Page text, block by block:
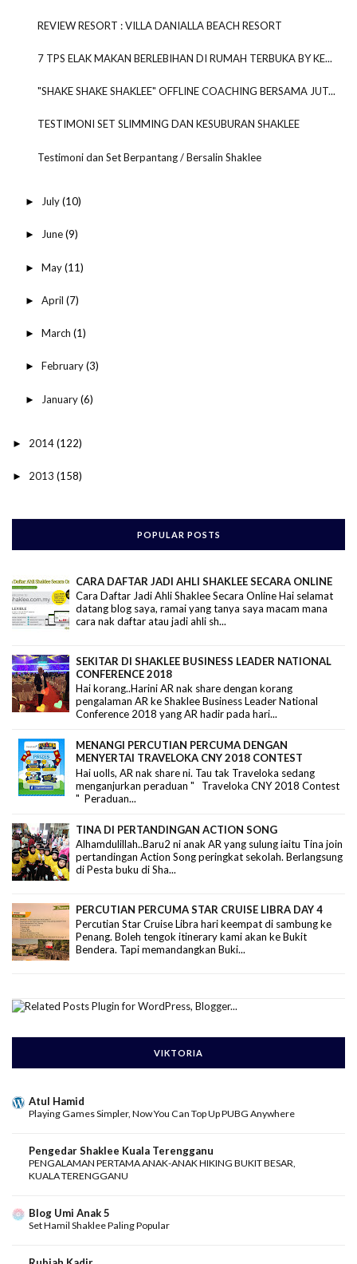
REVIEW RESORT : VILLA DANIALLA BEACH RESORT
7 TPS ELAK MAKAN BERLEBIHAN DI RUMAH TERBUKA BY KE...
"SHAKE SHAKE SHAKLEE" OFFLINE COACHING BERSAMA JUT...
TESTIMONI SET SLIMMING DAN KESUBURAN SHAKLEE
Testimoni dan Set Berpantang / Bersalin Shaklee
► July(10)
► June(9)
► May(11)
► April (7)
► March (1)
► February(3)
► January(6)
► 2014(122)
► 2013 (158)
POPULAR POSTS
CARA DAFTAR JADI AHLI SHAKLEE SECARA ONLINE
Cara Daftar Jadi Ahli Shaklee Secara Online Hai selamat
datang blog saya, ramai yang tanya saya macam mana
cara nak daftar atau jadi ahli sh...
SEKITAR DI SHAKLEE BUSINESS LEADER NATIONAL
CONFERENCE 2018
Hai korang..Harini AR nak share dengan korang
pengalaman AR ke Shaklee Business Leader National
Conference 2018 yang AR hadir pada hari...
MENANGI PERCUTIAN PERCUMA DENGAN
MENYERTAI TRAVELOKA CNY 2018 CONTEST
Hai uolls, AR nak share ni. Tau tak Traveloka sedang
menganjurkan peraduan " Traveloka CNY 2018 Contest
" Peraduan...
TINA DI PERTANDINGAN ACTION SONG
Alhamdulillah..Baru2 ni anak AR yang sulung iaitu Tina join
pertandingan Action Song peringkat sekolah. Berlangsung
di Pesta buku di Sha...
PERCUTIAN PERCUMA STAR CRUISE LIBRA DAY 4
Percutian Star Cruise Libra hari keempat di sambung ke
Penang. Boleh tengok itinerary kami akan ke Bukit
Bendera. Tapi memandangkan Buki...
VIKTORIA
Atul Hamid
Playing Games Simpler, Now You Can Top Up PUBG Anywhere
Pengedar Shaklee Kuala Terengganu
PENGALAMAN PERTAMA ANAK-ANAK HIKING BUKIT BESAR,
KUALA TERENGGANU
Blog Umi Anak 5
Set Hamil Shaklee Paling Popular